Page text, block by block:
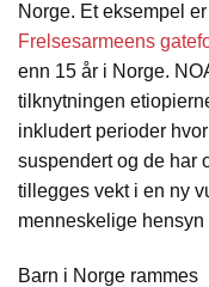
Norge. Et eksempel
Frelsesarmeens
enn 15 år i Norge.
tilknytningen
inkludert perioder
suspendert og de har
tillegges vekt i en ny
menneskelige
Barn i Norge rammes